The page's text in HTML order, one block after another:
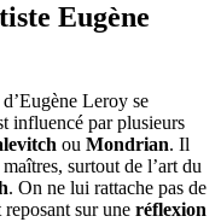
Eugène
Leroy se
influencé par plusieurs
ou Mondrian. Il
surtout de l’art du
. On ne lui rattache pas de
sur une réflexion